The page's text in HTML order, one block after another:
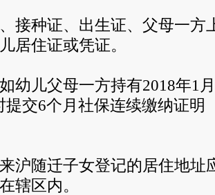
种证、出生证、父母一方
居住证或凭证。
儿父母一方持有2018年1月
提交6个月社保连续缴纳证明
随迁子女登记的居住地址
辖区内。